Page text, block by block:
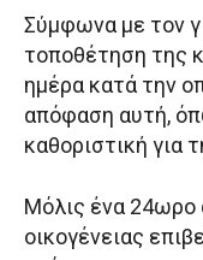
Σύμφωνα με τον
τοποθέτηση της
ημέρα κατά την
απόφαση αυτή,
καθοριστική για
Μόλις ένα 24ωρο
οικογένειας